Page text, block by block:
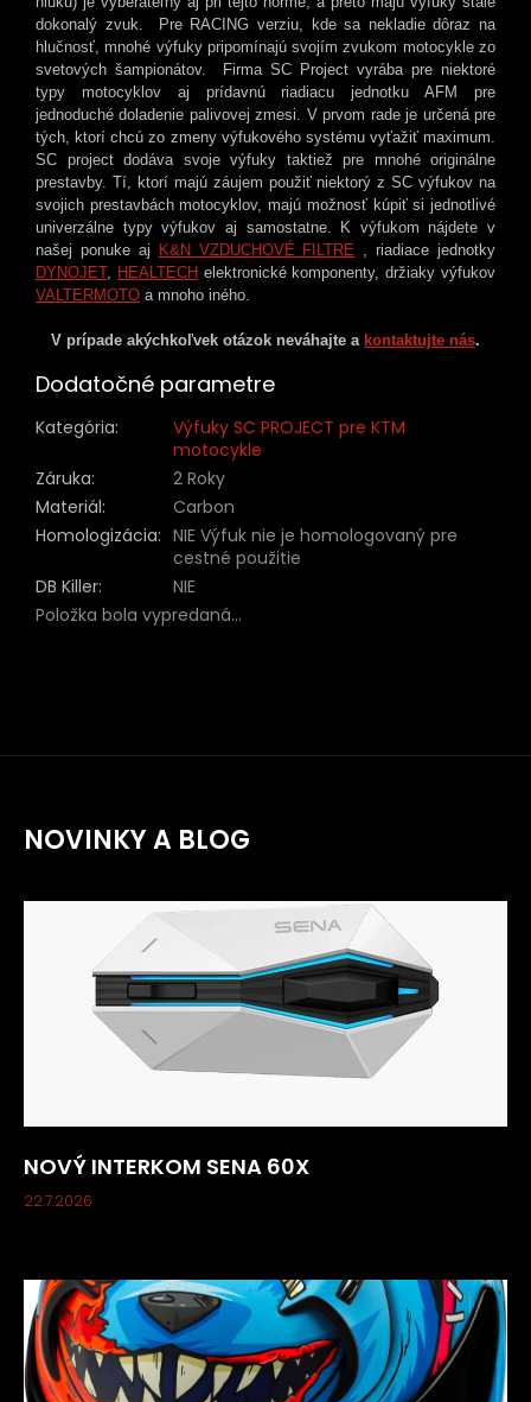
dokonalý zvuk. Pre RACING verziu, kde sa nekladie dôraz na
hlučnosť, mnohé výfuky pripomínajú svojím zvukom motocykle zo
svetových šampionátov. Firma SC Project vyrába pre niektoré
typy motocyklov aj prídavnú riadiacu jednotku AFM pre
jednoduché doladenie palivovej zmesi. V prvom rade je určená pre
tých, ktorí chcú zo zmeny výfukového systému vyťažiť maximum.
SC project dodáva svoje výfuky taktiež pre mnohé originálne
prestavby. Tí, ktorí majú záujem použiť niektorý z SC výfukov na
svojich prestavbách motocyklov, majú možnosť kúpiť si jednotlivé
univerzálne typy výfukov aj samostatne. K výfukom nájdete v
našej ponuke aj K&N VZDUCHOVÉ FILTRE , riadiace jednotky
DYNOJET, HEALTECHelektronické komponenty, držiaky výfukov
VALTERMOTO a mnoho iného.
V prípade akýchkoľvek otázok neváhajte a kontaktujte nás.
Dodatočné parametre
Kategória:
Výfuky SC PROJECT pre KTM
motocykle
Záruka:
2 Roky
Materiál:
Carbon
Homologizácia: NIE Výfuk nie je homologovaný pre
cestné použitie
DB Killer:
NIE
Položka bola vypredaná…
NOVINKY A BLOG
NOVÝ INTERKOM SENA 60X
22.7.2026